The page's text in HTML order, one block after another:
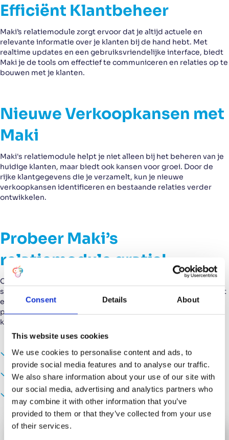
Consent Details About
This website uses cookies
We use cookies to personalise content and ads, to
provide social media features and to analyse our traffic.
We also share information about your use of our site with
our social media, advertising and analytics partners who
may combine it with other information that you’ve
provided to them or that they’ve collected from your use
of their services.
Efficiënt Klantbeheer
Maki’s relatiemodule zorgt ervoor dat je altijd actuele en
relevante informatie over je klanten bij de hand hebt. Met
realtime updates en een gebruiksvriendelijke interface, biedt
Maki je de tools om effectief te communiceren en relaties op te
bouwen met je klanten.
Nieuwe Verkoopkansen met
Maki
Maki's relatiemodule helpt je niet alleen bij het beheren van je
huidige klanten, maar biedt ook kansen voor groei. Door de
rijke klantgegevens die je verzamelt, kun je nieuwe
verkoopkansen identificeren en bestaande relaties verder
ontwikkelen.
Probeer Maki’s
relatiemodule gratis!
Of je nu je
wilt optimaliseren of een krachtiger
systeem nodig hebt, Maki's relatiemodule is de oplossing. Met
een breed scala aan functies en de flexibiliteit om aan te
passen aan jouw unieke bedrijfsbehoeften, helpt Maki je om je
klantrelaties te versterken en je bedrijf te laten groeien.
Ken je klant
Actuele informatie
Nieuwe verkoopkansen